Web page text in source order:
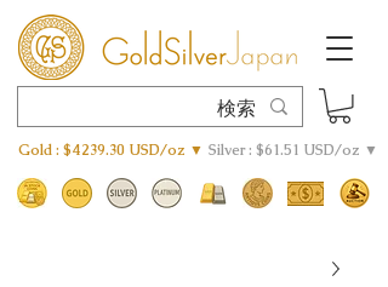
Gold : $4239.30 USD/oz ▼ Silver : $61.51 USD/oz ▼